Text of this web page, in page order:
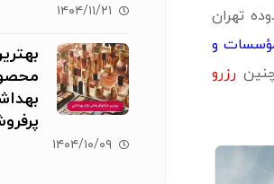
تهران
مؤسسات و
رزرو
۱۴۰۴/۱۱/۲۱
پرفروش
۱۴۰۴/۱۰/۰۹